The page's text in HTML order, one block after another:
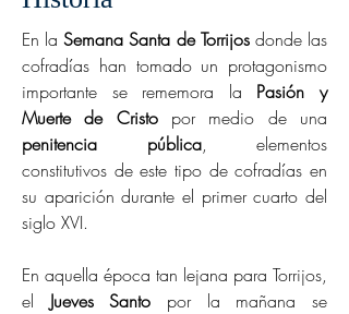
En laSemana Santa de Torrijosdonde las
cofradías han tomado un protagonismo
importante se rememora la Pasión y
Muerte de Cristopor medio de una
penitencia pública, elementos
constitutivos de este tipo de cofradías en
su aparición durante el primer cuarto del
siglo XVI.
En aquella época tan lejana para Torrijos,
el Jueves Santo por la mañana se